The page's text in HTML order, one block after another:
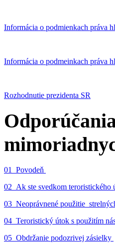
Informácia o podmienkach práva
Informácia o podmeinkach práva
Rozhodnutie prezidenta SR
01_Povodeň
02_Ak ste svedkom teroristického
03_Neoprávnené použitie
04_Teroristický útok s použitím
05_Obdržanie podozrivej zásielky